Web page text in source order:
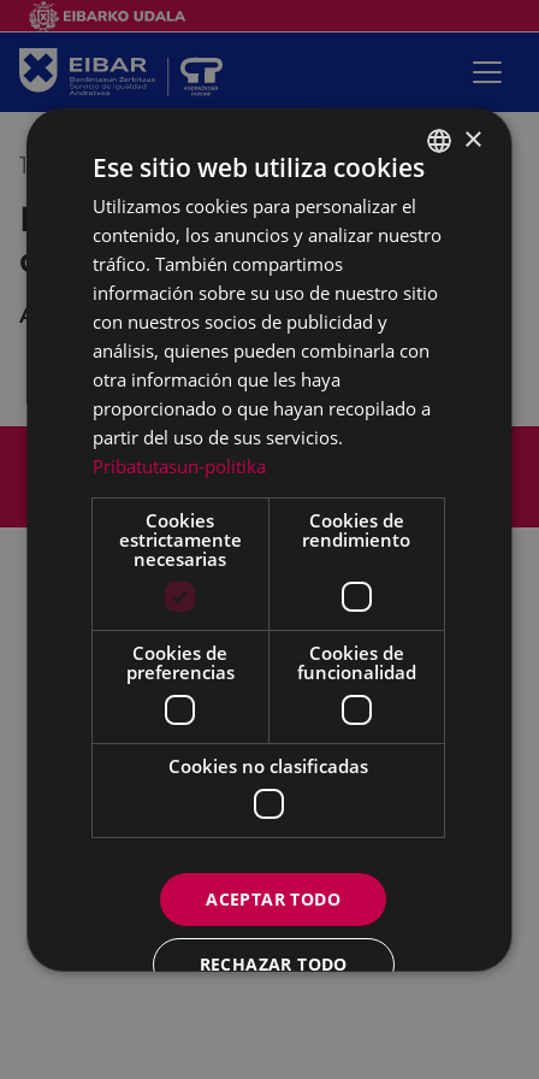
10/09/2019 09:30 -11:30
Empalabramiento: clases de
castellano
Andretxea
Mapa del Sitio
Aviso legal
Política de cookies
Accesibilidad
Todas las redes sociales del Ayuntamiento
Eibarko Andretxea - Isasi kalea, 11 | 20600 Eibar
Andretxea: 943 54 39 38
Igualdad: 943 70 84 40
andretxea@eibar.eus
berdintasuna@eibar.eus
IFZ: P2003100A | DIR3 L01200300
BASQUE
SPANISH
×
Ese sitio web utiliza cookies
Utilizamos cookies para personalizar el
contenido, los anuncios y analizar nuestro
tráfico. También compartimos
información sobre su uso de nuestro sitio
con nuestros socios de publicidad y
análisis, quienes pueden combinarla con
otra información que les haya
proporcionado o que hayan recopilado a
partir del uso de sus servicios.
Pribatutasun-politika
Cookies
estrictamente
necesarias
Cookies de
rendimiento
Cookies de
preferencias
Cookies de
funcionalidad
Cookies no clasificadas
ACEPTAR TODO
RECHAZAR TODO